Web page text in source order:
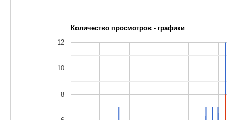
Количество просмотров - графики
8
10
12